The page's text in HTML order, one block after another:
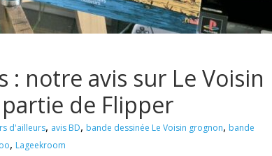
: notre avis sur Le Voisin
de Flipper
d'ailleurs, avis BD, bande dessinée Le Voisin grognon, bande
, Lageekroom